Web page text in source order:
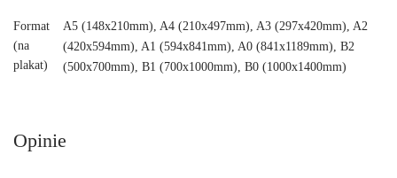
Format
(na
plakat)
A5 (148x210mm), A4 (210x497mm), A3 (297x420mm), A2
(420x594mm), A1 (594x841mm), A0 (841x1189mm), B2
(500x700mm), B1 (700x1000mm), B0 (1000x1400mm)
Opinie